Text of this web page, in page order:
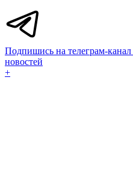
Подпишись на телеграм-канал
новостей
+